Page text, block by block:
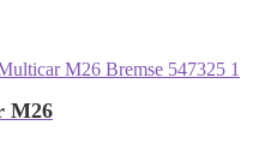
M26